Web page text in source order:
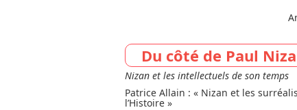
Du côté de Paul
Nizan et les intellectuels de son temps
Patrice Allain : « Nizan et les
l’Histoire »